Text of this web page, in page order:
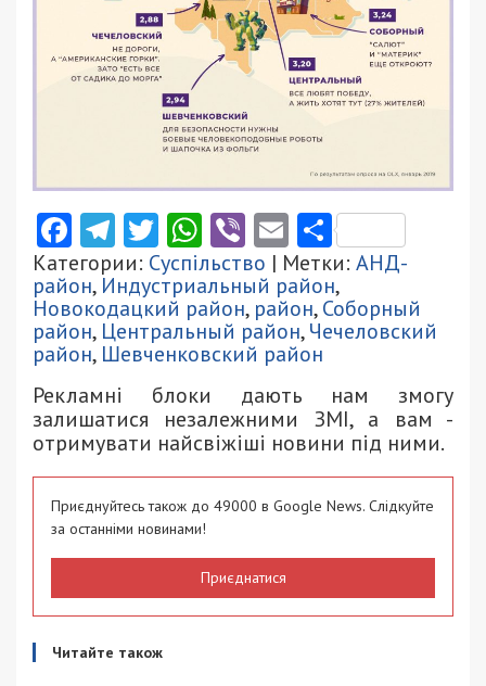
Facebook
Telegram
Twitter
WhatsApp
ViberEmail
Категории: Суспільство | Метки: АНД-
район, Индустриальный район,
Новокодацкий район, район,Соборный
район, Центральный район,Чечеловский
район, Шевченковский район
Рекламні блоки дають нам змогу
залишатися незалежними ЗМІ, а вам -
отримувати найсвіжіші новини під ними.
Приєднуйтесь також до 49000 в Google News. Слідкуйте
за останніми новинами!
Приєднатися
Читайте також